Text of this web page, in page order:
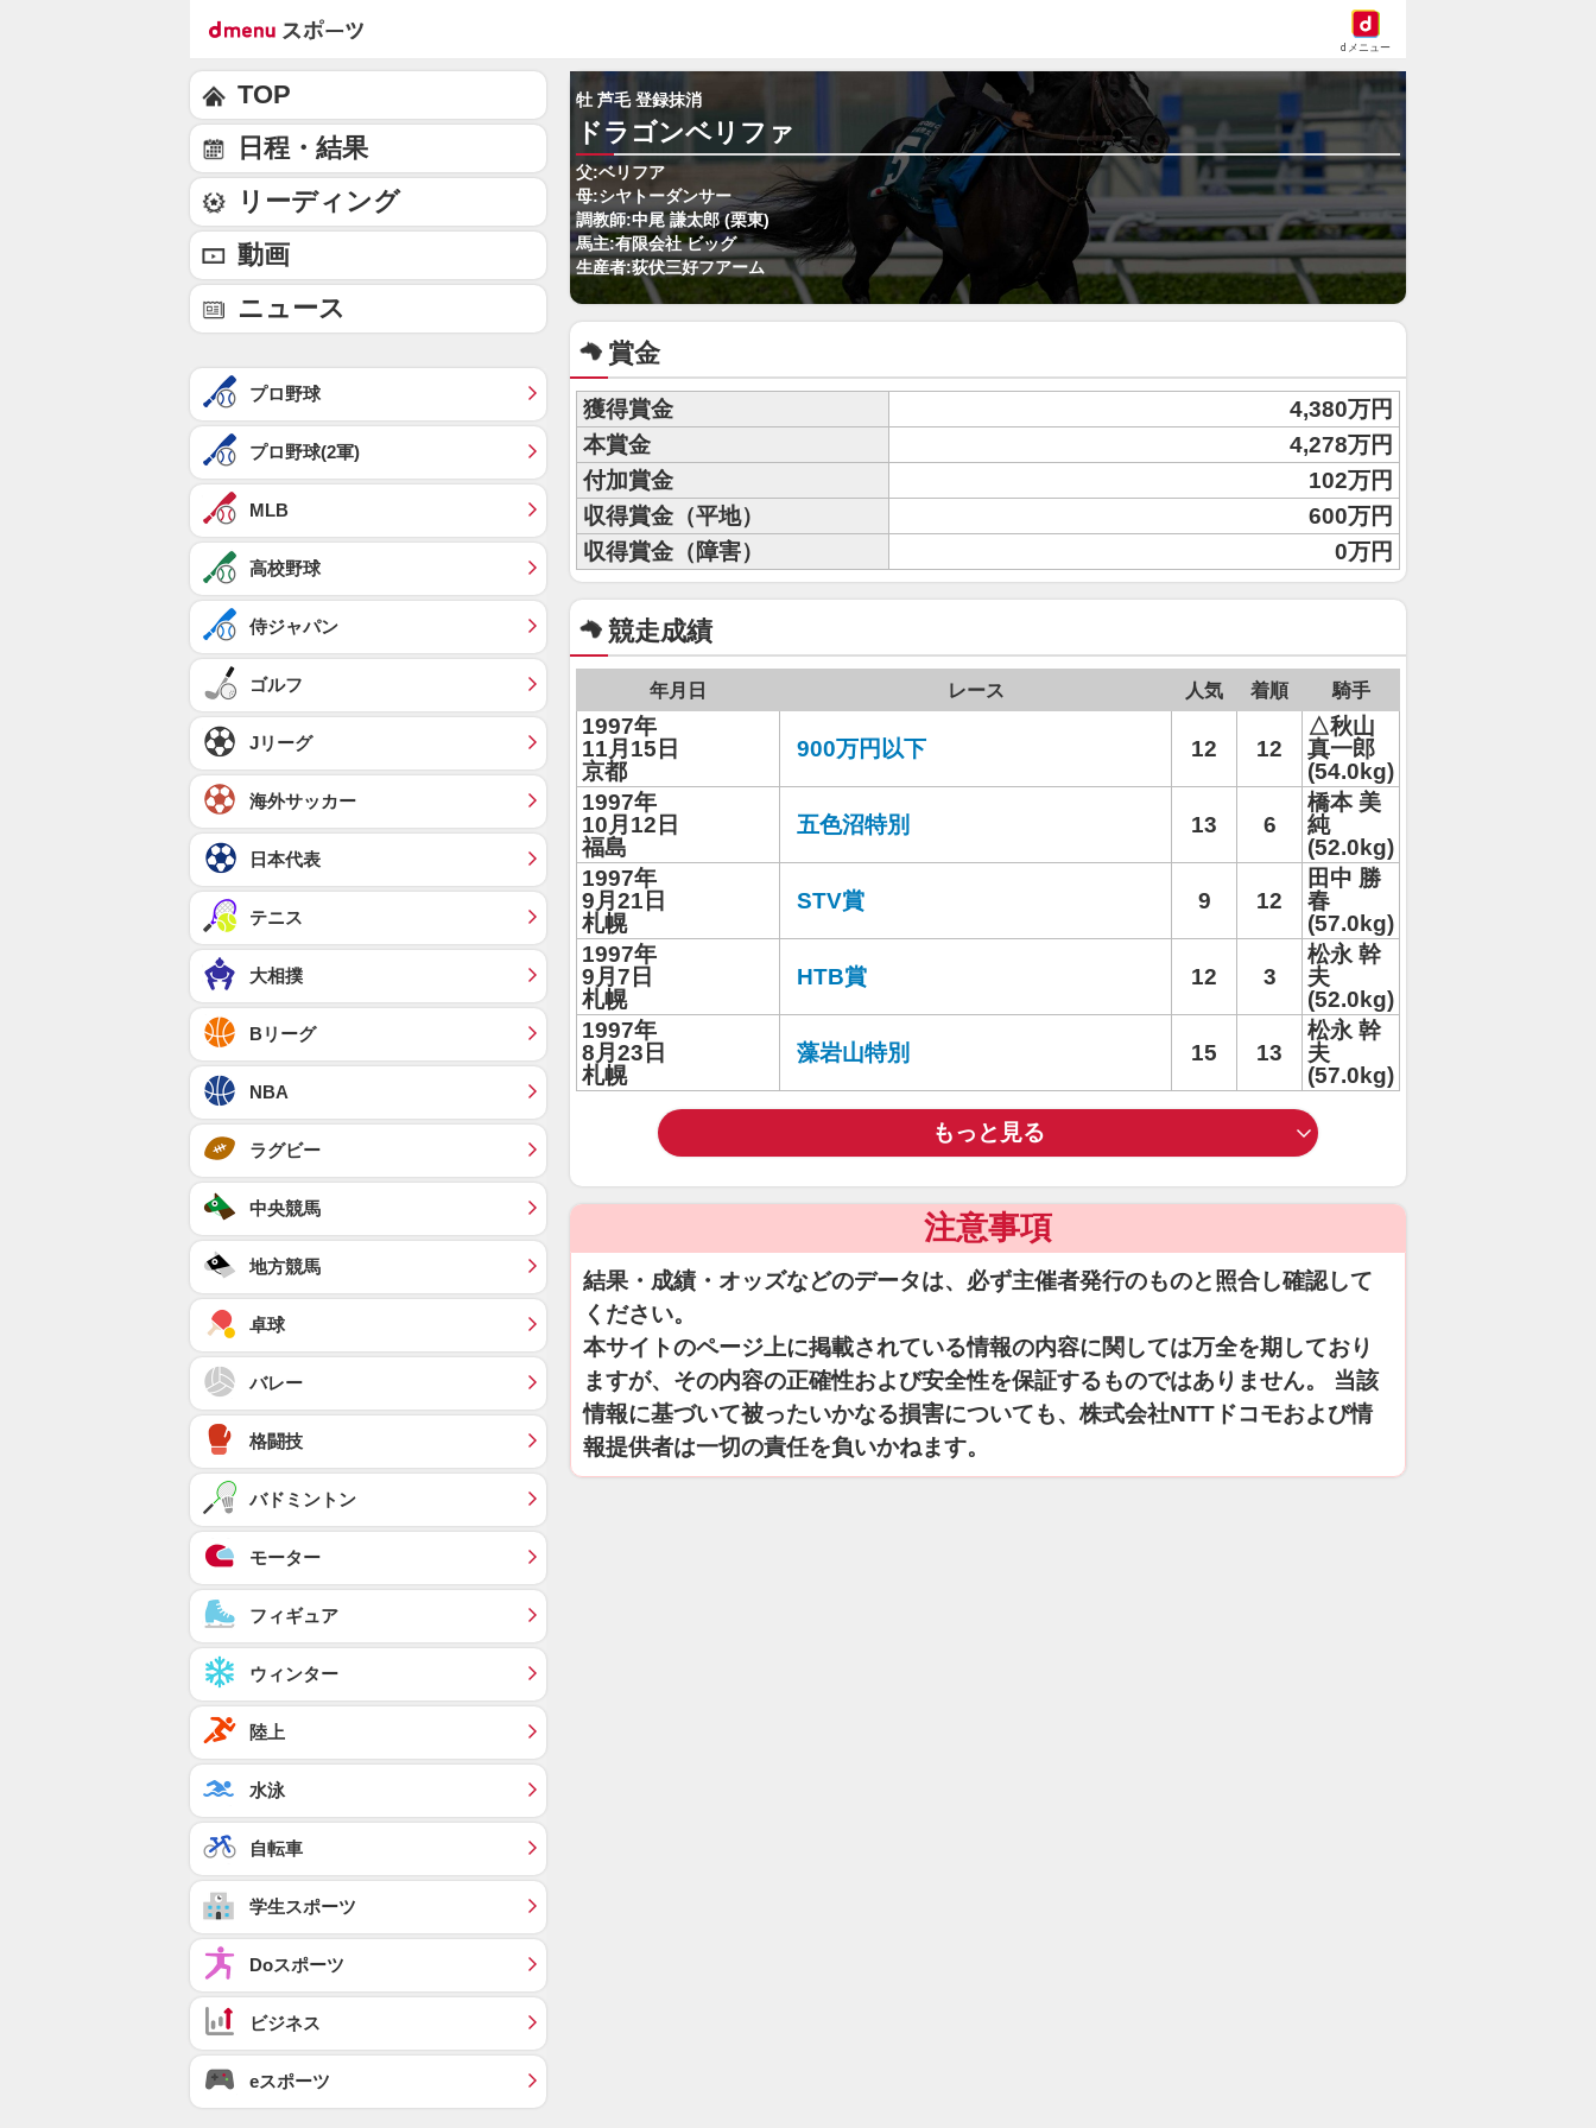
dメニュー
牡 芦毛 登録抹消
ドラゴンベリファ
父:ベリフア
母:シヤトーダンサー
調教師:中尾 謙太郎 (栗東)
馬主:有限会社 ビッグ
生産者:荻伏三好フアーム
賞金
獲得賞金
4,380万円
本賞金
4,278万円
付加賞金
102万円
収得賞金（平地）
600万円
収得賞金（障害）
0万円
競走成績
年月日 レース 人気 着順 騎手
1997年
11月15日
京都
900万円以下 12 12
△秋山
真一郎
(54.0kg)
1997年
10月12日
福島
五色沼特別 13 6
橋本 美
純
(52.0kg)
1997年
9月21日
札幌
STV賞 9 12
田中 勝
春
(57.0kg)
1997年
9月7日
札幌
HTB賞 12 3
松永 幹
夫
(52.0kg)
1997年
8月23日
札幌
藻岩山特別 15 13
松永 幹
夫
(57.0kg)
もっと見る
注意事項
結果・成績・オッズなどのデータは、必ず主催者発行のものと照合し確認して
ください。
本サイトのページ上に掲載されている情報の内容に関しては万全を期しており
ますが、その内容の正確性および安全性を保証するものではありません。 当該
情報に基づいて被ったいかなる損害についても、株式会社NTTドコモおよび情
報提供者は一切の責任を負いかねます。
TOP
日程・結果
リーディング
動画
ニュース
プロ野球
プロ野球(2軍)
MLB
高校野球
侍ジャパン
ゴルフ
Jリーグ
海外サッカー
日本代表
テニス
大相撲
Bリーグ
NBA
ラグビー
中央競馬
地方競馬
卓球
バレー
格闘技
バドミントン
モーター
フィギュア
ウィンター
陸上
水泳
自転車
学生スポーツ
Doスポーツ
ビジネス
eスポーツ